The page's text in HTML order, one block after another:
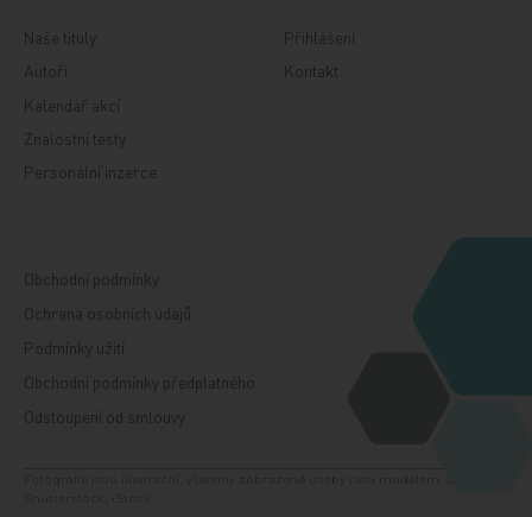
Naše tituly
Autoři
Kalendář akcí
Znalostní testy
Personální inzerce
Přihlášení
Kontakt
Obchodní podmínky
Ochrana osobních údajů
Podmínky užití
Obchodní podmínky předplatného
Odstoupení od smlouvy